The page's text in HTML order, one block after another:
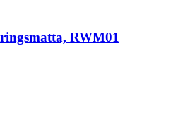
RWM01